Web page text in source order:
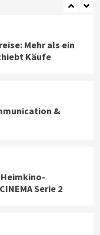
Mehr als ein
Käufe
&
Serie 2